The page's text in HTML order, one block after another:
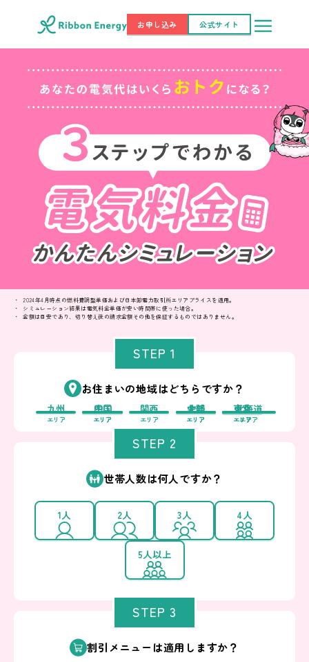
お申し込み 公式サイト
2024年4月時点の燃料費調整単価および日本卸電力取引所エリアプライスを適用。
シミュレーション結果は電気料金単価が安い時間帯に使った場合。
金額は目安であり、切り替え後の請求金額その他を保証するものではありません。
STEP 1
お住まいの地域はどちらですか？
北海道
エリア
東北
エリア
東京
エリア
中部
エリア
北陸
エリア
関西
エリア
中国
エリア
四国
エリア
九州
エリア
STEP 2
世帯人数は何人ですか？
1人 2人 3人 4人
5人以上
STEP 3
割引メニューは適用しますか？